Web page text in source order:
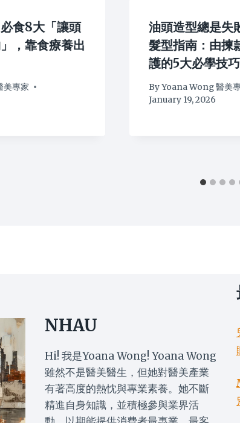
食8大「讓頭
，靠食療養出
美專家
油頭造型總是失
髮型指南：由揀
護的5大必學技巧
ByYoana Wong 醫美
January 19, 2026
NHAU
Hi! 我是Yoana Wong! Yoana Wong
雖然不是醫美醫生，但她對醫美產業
有著高度的熱忱與專業素養。她不斷
精進自身知識，並積極參與業界活